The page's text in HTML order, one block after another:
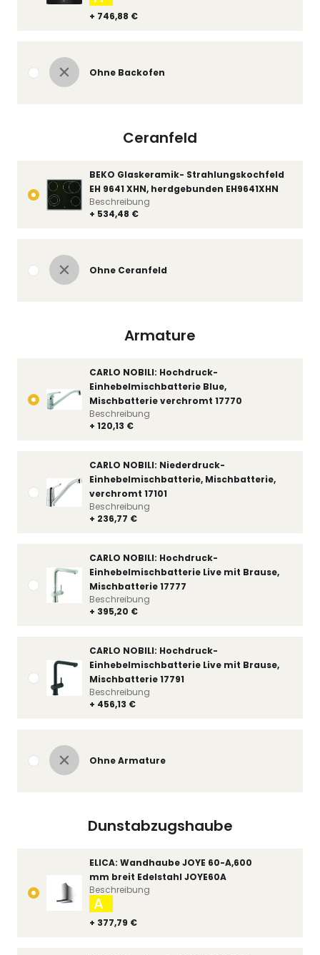
+ 746,88 €
Ohne Backofen
Ceranfeld
BEKO Glaskeramik- Strahlungskochfeld
EH 9641 XHN, herdgebunden EH9641XHN
+ 534,48 €
Beschreibung
Ohne Ceranfeld
Armature
CARLO NOBILI: Hochdruck-
Einhebelmischbatterie Blue,
Mischbatterie verchromt 17770
+ 120,13 €
Beschreibung
CARLO NOBILI: Niederdruck-
Einhebelmischbatterie, Mischbatterie,
verchromt 17101
+ 236,77 €
Beschreibung
CARLO NOBILI: Hochdruck-
Einhebelmischbatterie Live mit Brause,
Mischbatterie 17777
+ 395,20 €
Beschreibung
CARLO NOBILI: Hochdruck-
Einhebelmischbatterie Live mit Brause,
Mischbatterie 17791
+ 456,13 €
Beschreibung
Ohne Armature
Dunstabzugshaube
ELICA: Wandhaube JOYE 60-A,600
mm breit Edelstahl JOYE60A
+ 377,79 €
A
Beschreibung